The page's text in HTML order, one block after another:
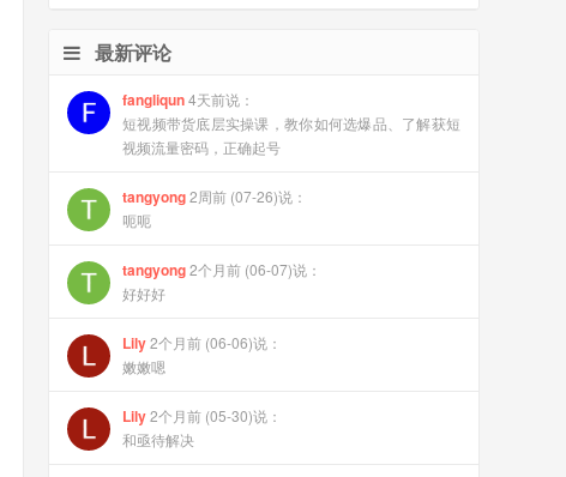
最新评论
fangliqun4天前说：
短视频带货底层实操课，教你如何选爆品、了解获短
视频流量密码，正确起号
tangyong2周前 (07-26)说：
呃呃
tangyong2个月前 (06-07)说：
好好好
Lily2个月前 (06-06)说：
嫩嫩嗯
Lily2个月前 (05-30)说：
和亟待解决